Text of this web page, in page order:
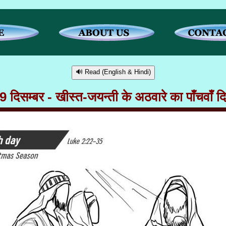
🔊 Read (English & Hindi)
दिसम्बर - खीस्त-जयन्ती के अठवारे का पाँचवाँ